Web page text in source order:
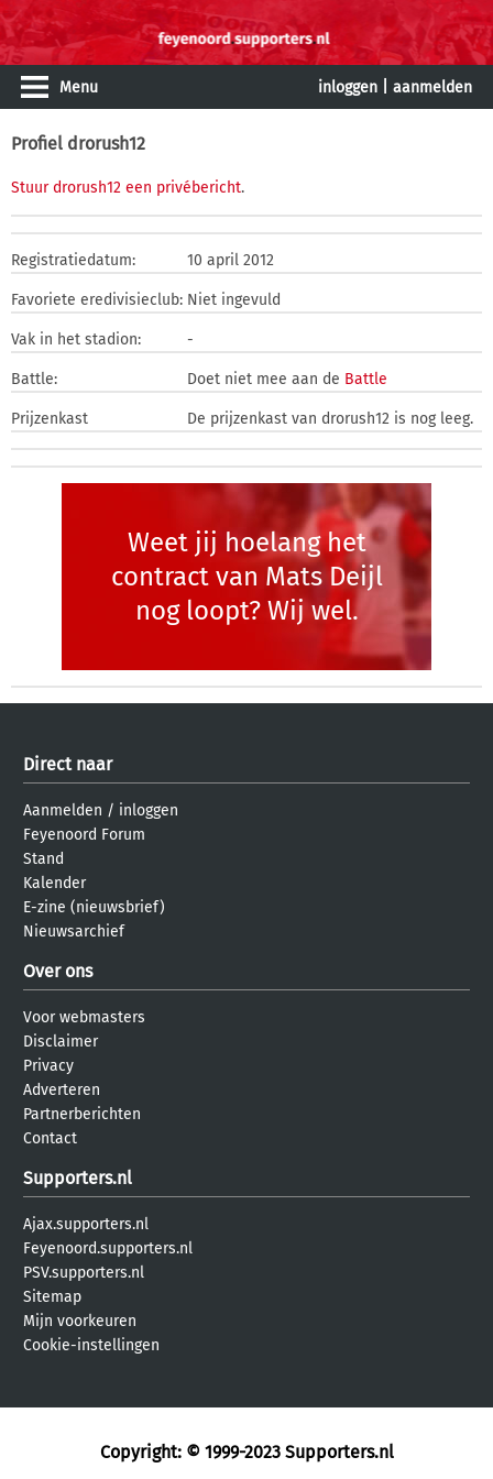
Menu inloggen aanmelden
Profiel drorush12
Stuur drorush12 een privébericht.
Registratiedatum: 10 april 2012
Favoriete eredivisieclub: Niet ingevuld
Vak in het stadion: -
Battle: Doet niet mee aan de Battle
Prijzenkast De prijzenkast van drorush12 is nog leeg.
Weet jij hoelang het
contract van Mats Deijl
nog loopt? Wij wel.
Direct naar
Aanmelden / inloggen
Feyenoord Forum
Stand
Kalender
E-zine (nieuwsbrief)
Nieuwsarchief
Over ons
Voor webmasters
Disclaimer
Privacy
Adverteren
Partnerberichten
Contact
Supporters.nl
Ajax.supporters.nl
Feyenoord.supporters.nl
PSV.supporters.nl
Sitemap
Mijn voorkeuren
Cookie-instellingen
Copyright: © 1999-2023 Supporters.nl